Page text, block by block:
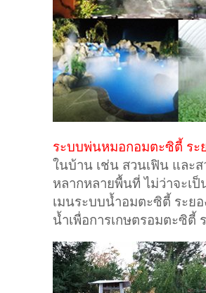
ระบบพ่นหมอกอมตะซิตี้ ระ
ในบ้าน เช่น สวนเฟิน และ
หลากหลายพื้นที่ ไม่ว่าจะเ
เมนระบบน้ำอมตะซิตี้ ระย
น้ำเพื่อการเกษตรอมตะซิตี้